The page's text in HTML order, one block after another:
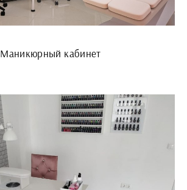
Маникюрный кабинет